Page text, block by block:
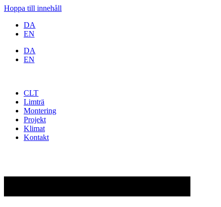
Hoppa till innehåll
DA
EN
DA
EN
CLT
Limträ
Montering
Projekt
Klimat
Kontakt